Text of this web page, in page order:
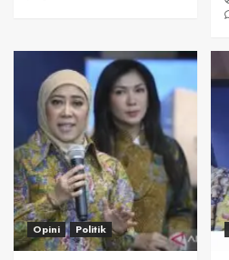
Opini Politik